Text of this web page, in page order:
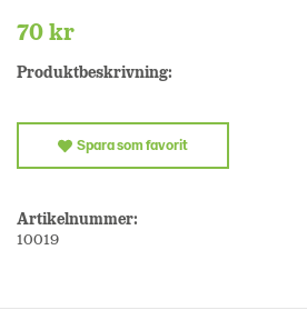
70 kr
Produktbeskrivning:
Spara som favorit
Artikelnummer:
10019